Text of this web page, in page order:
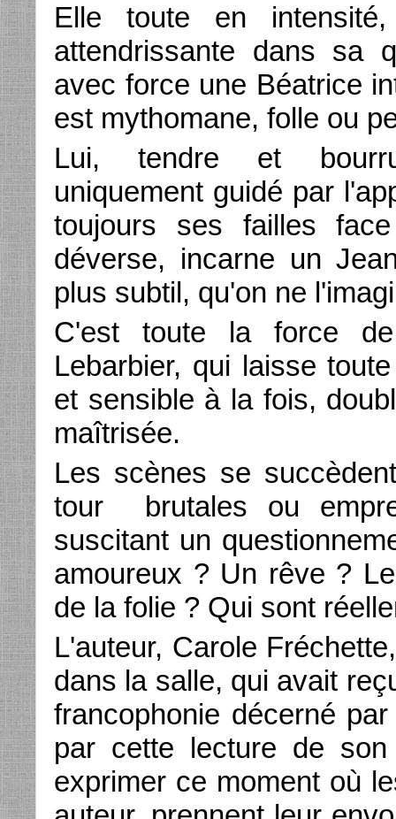
Elle toute en
attendrissante dans sa
avec force une Béatrice
est mythomane, folle ou
Lui, tendre et
uniquement guidé par
toujours ses failles
déverse, incarne un
plus subtil, qu'on ne
C'est toute la force
Lebarbier, qui laisse
et sensible à la fois,
maîtrisée.
Les scènes se
tour brutales ou
suscitant un
amoureux ? Un rêve ?
de la folie ? Qui sont
L'auteur, Carole
dans la salle, qui avait
francophonie décerné
par cette lecture de
exprimer ce moment où